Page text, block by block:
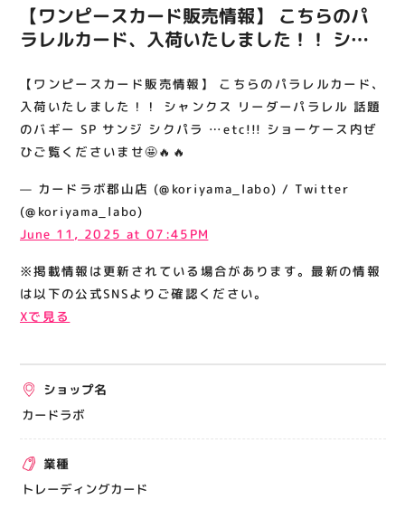
フロアガイド 営業時間
ACCESS
アクセス・駐車場
RECRUIT
スタッフ募集
関連情報
お知らせ
プライバシーポリシー
サイトポリシー
出店をご検討の方へ
テナント出店募集
催事出店募集
アティビジョンについて
【ワンピースカード販売情報】 こちらのパ
ラレルカード、入荷いたしました！！ シャ
サンジ シクパラ …etc!!! ショーケース内ぜ
ひご覧くださいませ🤩🔥🔥
【ワンピースカード販売情報】 こちらのパラレルカード、
入荷いたしました！！ シャンクス リーダーパラレル 話題
のバギー SP サンジ シクパラ …etc!!! ショーケース内ぜ
ひご覧くださいませ🤩🔥🔥
— カードラボ郡山店 (@koriyama_labo) / Twitter
(@koriyama_labo)
June 11, 2025 at 07:45PM
※掲載情報は更新されている場合があります。最新の情報
は以下の公式SNSよりご確認ください。
Xで見る
ショップ名
カードラボ
業種
トレーディングカード